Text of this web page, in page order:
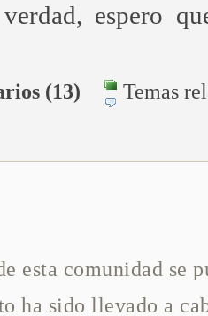
espero
(13) Temas
esta comunidad se
ha sido llevado a